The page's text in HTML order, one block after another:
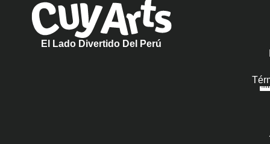
El Lado Divertido Del Perú